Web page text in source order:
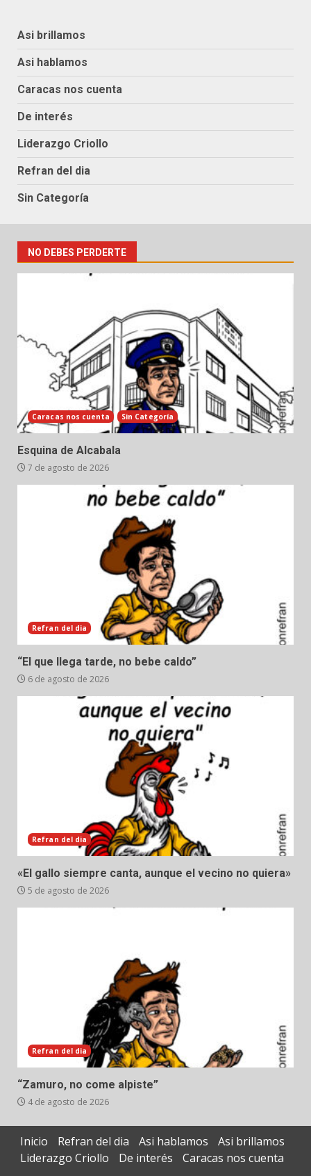
Asi brillamos
Asi hablamos
Caracas nos cuenta
De interés
Liderazgo Criollo
Refran del dia
Sin Categoría
NO DEBES PERDERTE
Caracas nos cuenta Sin Categoría
Esquina de Alcabala
7 de agosto de 2026
Refran del dia
“El que llega tarde, no bebe caldo”
6 de agosto de 2026
Refran del dia
«El gallo siempre canta, aunque el vecino no quiera»
5 de agosto de 2026
Refran del dia
“Zamuro, no come alpiste”
4 de agosto de 2026
Inicio Refran del dia Asi hablamos
Asi brillamos
Liderazgo Criollo
De interés Caracas nos cuenta